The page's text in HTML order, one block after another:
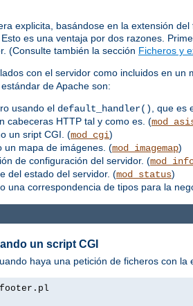
explicita, basándose en la extensión
es una ventaja por dos razones.
(Consulte también la sección Ficheros y
con el servidor como incluidos en un
de Apache son:
usando el default_handler()
, que
cabeceras HTTP tal y como es. (
un sript CGI. (mod_cgi)
un mapa de imágenes. (mod_imagemap)
de configuración del servidor. (
del estado del servidor. (mod_status)
una correspondencia de tipos para la
un script CGI
haya una petición de ficheros con la